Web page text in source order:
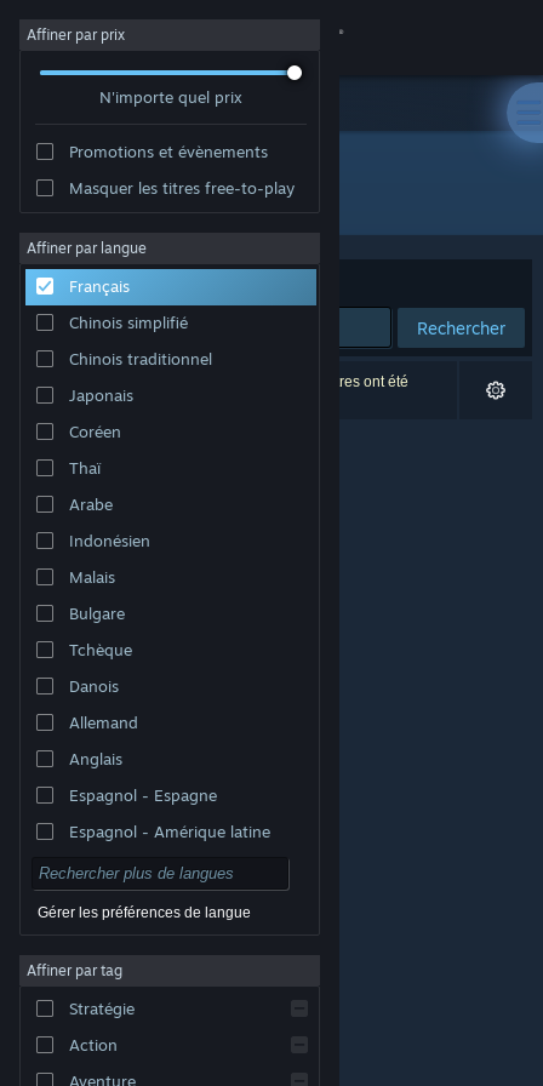
Se connecter
Magasin
À propos
Support
Changer la langue
Télécharger l'application mobile Steam
Voir version ordi. du site
© Valve Corporation. Tous droits réservés. Toutes les
titulaires aux États-Unis et dans d'autres pays.
Accessibilité
Remboursements
Affiner par prix
N'importe quel prix
Promotions et évènements
Masquer les titres free-to-play
Affiner par langue
Français
Chinois simplifié
Chinois traditionnel
Japonais
Coréen
Thaï
Arabe
Indonésien
Malais
Bulgare
Tchèque
Danois
Allemand
Anglais
Espagnol - Espagne
Espagnol - Amérique latine
Gérer les préférences de langue
Affiner par tag
Stratégie
Action
Aventure
Édition : Hont
Trier par Pertinence
Rechercher
0 résultats correspondent à votre recherche. 2 titres ont été
exclus selon vos préférences.